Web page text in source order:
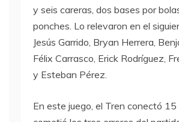
y seis careras, dos bases por
ponches. Lo relevaron en el
Jesús Garrido, Bryan Herrera,
Félix Carrasco, Erick Rodríguez,
y Esteban Pérez.
En este juego, el Tren conectó